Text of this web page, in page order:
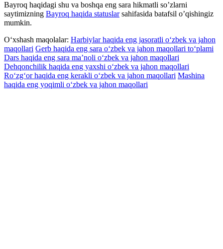
Bayroq haqidagi shu va boshqa eng sara hikmatli so’zlarni
saytimizning Bayroq haqida statuslarsahifasida batafsil o’qishingiz
mumkin.
O‘xshash maqolalar: Harbiylar haqida eng jasoratli o‘zbek va jahon
maqollari Gerb haqida eng sara o‘zbek va jahon maqollari to‘plami
Dars haqida eng sara ma’noli o‘zbek va jahon maqollari
Dehqonchilik haqida eng yaxshi o‘zbek va jahon maqollari
Ro‘zg‘or haqida eng kerakli o‘zbek va jahon maqollari Mashina
haqida eng yoqimli o‘zbek va jahon maqollari